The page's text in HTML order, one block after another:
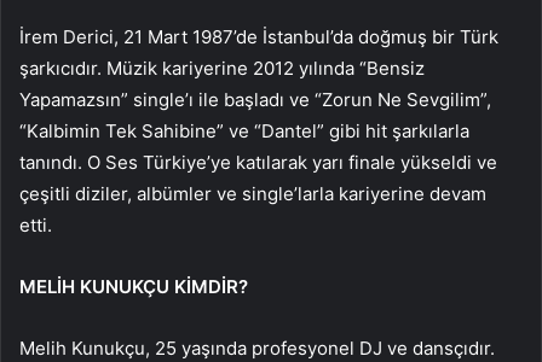
İrem Derici, 21 Mart 1987’de İstanbul’da doğmuş bir Türk
şarkıcıdır. Müzik kariyerine 2012 yılında “Bensiz
Yapamazsın” single’ı ile başladı ve “Zorun Ne Sevgilim”,
“Kalbimin Tek Sahibine” ve “Dantel” gibi hit şarkılarla
tanındı. O Ses Türkiye’ye katılarak yarı finale yükseldi ve
çeşitli diziler, albümler ve single’larla kariyerine devam
etti.
MELİH KUNUKÇU KİMDİR?
Melih Kunukçu, 25 yaşında profesyonel DJ ve dansçıdır.